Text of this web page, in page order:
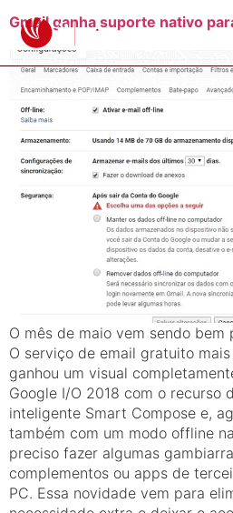
Gmail ganha suporte nativo
O mês de maio vem sendo bem
O serviço de email gratuito
ganhou um visual
Google I/O 2018 com o recurso
inteligente Smart Compose e,
também com um modo offline
preciso fazer algumas
complementos ou apps de
PC. Essa novidade vem para